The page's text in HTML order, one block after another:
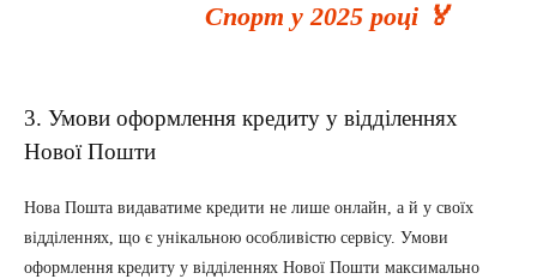
Спорт у 2025 році 🏅
3. Умови оформлення кредиту у відділеннях
Нової Пошти
Нова Пошта видаватиме кредити не лише онлайн, а й у своїх
відділеннях, що є унікальною особливістю сервісу. Умови
оформлення кредиту у відділеннях Нової Пошти максимально